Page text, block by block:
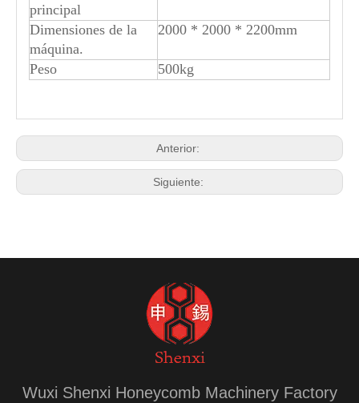
Máquina troqueladora de cartón nido de abeja
principal
Dimensiones de la
máquina.
2000 * 2000 * 2200mm
Peso 500kg
Anterior:
Siguiente:
Wuxi Shenxi Honeycomb Machinery Factory